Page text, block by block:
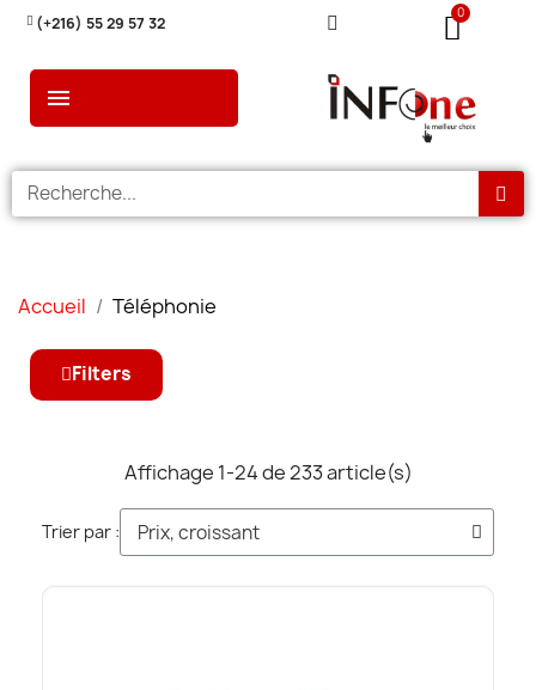
(+216) 55 29 57 32
Accueil Téléphonie
Filters
Affichage 1-24 de 233 article(s)
Trier par :